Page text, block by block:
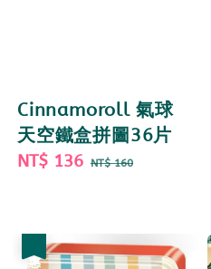
Cinnamoroll 氣球
天空鐵盒拼圖36片
Sale
NT$ 136 Regular
NT$ 160